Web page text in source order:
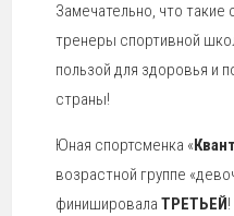
Замечательно, что
тренеры спортивной
пользой для здоровья и
страны!
Юная спортсменка «
возрастной группе
финишировала ТРЕТЬЕЙ!